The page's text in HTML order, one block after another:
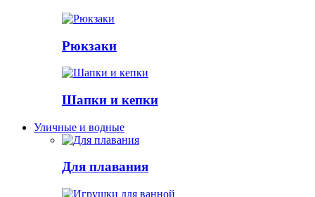
Рюкзаки
Шапки и кепки
Уличные и водные
Для плавания